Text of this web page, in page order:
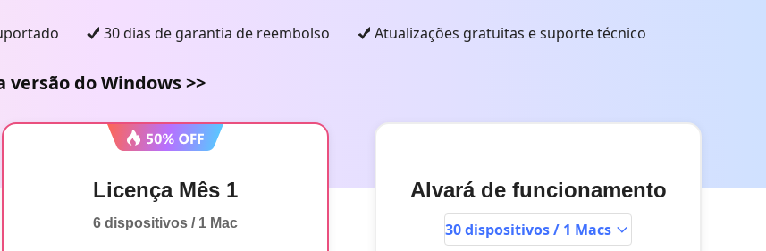
30 dias de garantia de reembolso Atualizações gratuitas e suporte técnico
versão do Windows >>
Licença Mês 1
6 dispositivos / 1 Mac
Alvará de funcionamento